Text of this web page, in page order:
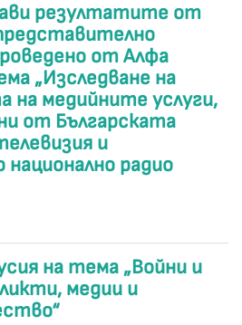
резултатите от
от Алфа
„Изследване на
на медийните услуги,
от Българската
и
национално радио
на тема „Войни и
медии и